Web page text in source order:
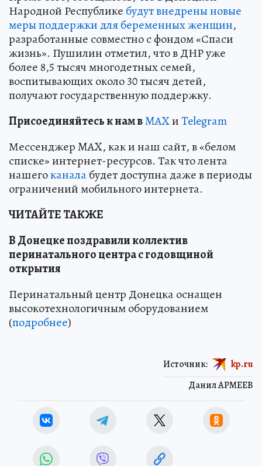
Народной Республике будут внедрены новые
меры поддержки для беременных женщин,
разработанные совместно с фондом «Спаси
жизнь». Пушилин отметил, что в ДНР уже
более 8,5 тысяч многодетных семей,
воспитывающих около 30 тысяч детей,
получают государственную поддержку.
Присоединяйтесь к нам вMAXиTelegram
Мессенджер MAX, как и наш сайт, в «белом
списке» интернет-ресурсов. Так что лента
нашегоканалабудет доступна даже в периоды
ограничений мобильного интернета.
ЧИТАЙТЕ ТАКЖЕ
В Донецке поздравили коллектив
перинатального центра с годовщиной
открытия
Перинатальный центр Донецка оснащен
высокотехнологичным оборудованием
(подробнее)
Данил АРМЕЕВ
Источник: kp.ru